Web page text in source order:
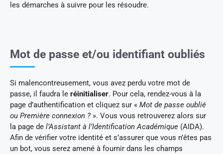
les démarches à suivre pour les résoudre.
Mot de passe et/ou identifiant oubliés
Si malencontreusement, vous avez perdu votre mot de
passe, il faudra le réinitialiser. Pour cela, rendez-vous à la
page d’authentification et cliquez sur « Mot de passe oublié
ou Première connexion ? ». Vous vous retrouverez alors sur
la page de l’Assistant à l’Identification Académique (AIDA).
Afin de vérifier votre identité et s’assurer que vous n’êtes pas
un bot, vous serez amené à fournir dans les champs